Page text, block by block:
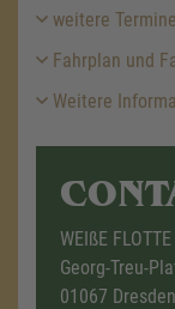
weitere
Fahrplan und
Weitere
WEIßE
Georg-Treu-
01067 Dresden